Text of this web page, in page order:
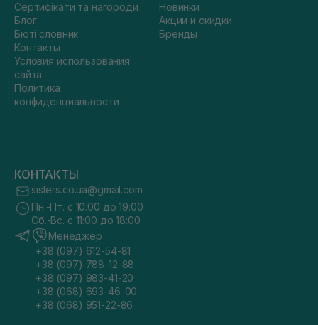
Сертифікати та нагороди
Блог
Бюті словник
Контакты
Условия использования
сайта
Политика
конфиденциальности
Новинки
Акции и скидки
Бренды
КОНТАКТЫ
sisters.co.ua@gmail.com
Пн.-Пт. с 10:00 до 19:00
Сб.-Вс. с 11:00 до 18:00
Менеджер
+38 (097) 612-54-81
+38 (097) 788-12-88
+38 (097) 983-41-20
+38 (068) 693-46-00
+38 (068) 951-22-86